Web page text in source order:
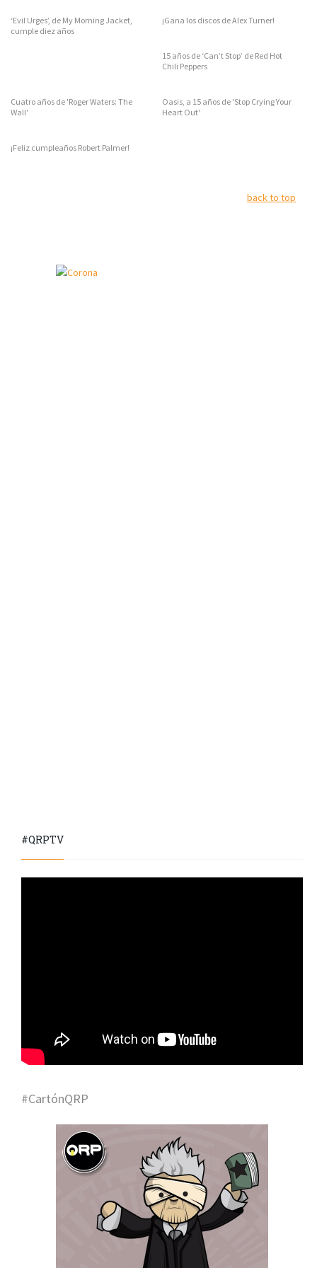
‘Evil Urges’, de My Morning Jacket,
cumple diez años
¡Gana los discos de Alex Turner!
15 años de ‘Can’t Stop’ de Red Hot
Chili Peppers
Cuatro años de 'Roger Waters: The
Wall'
Oasis, a 15 años de 'Stop Crying Your
Heart Out'
¡Feliz cumpleaños Robert Palmer!
back to top
#QRPTV
#CartónQRP